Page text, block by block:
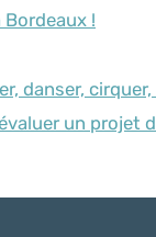
!
danser,
un projet